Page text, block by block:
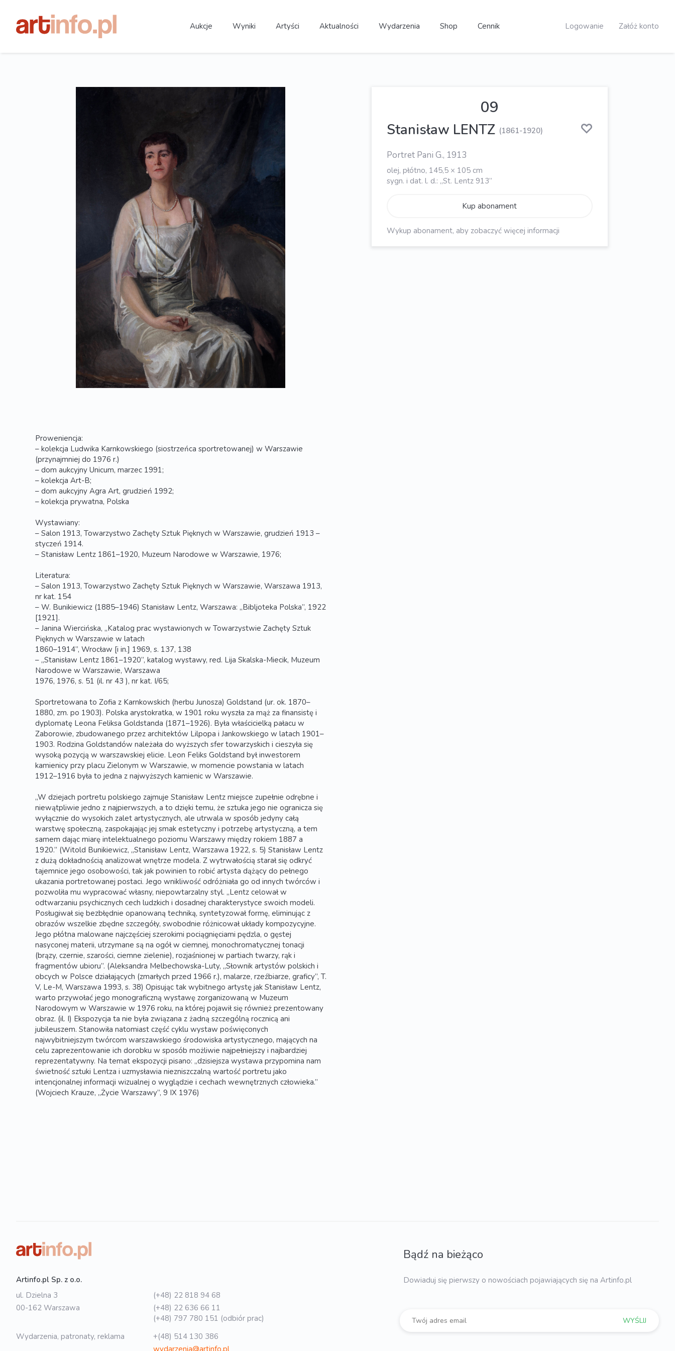
Aukcje Wyniki Artyści Aktualności Wydarzenia Shop Cennik Logowanie Załóż konto
Proweniencja:
– kolekcja Ludwika Karnkowskiego (siostrzeńca sportretowanej) w Warszawie
(przynajmniej do 1976 r.)
– dom aukcyjny Unicum, marzec 1991;
– kolekcja Art-B;
– dom aukcyjny Agra Art, grudzień 1992;
– kolekcja prywatna, Polska
Wystawiany:
– Salon 1913, Towarzystwo Zachęty Sztuk Pięknych w Warszawie, grudzień 1913 –
styczeń 1914.
– Stanisław Lentz 1861–1920, Muzeum Narodowe w Warszawie, 1976;
Literatura:
– Salon 1913, Towarzystwo Zachęty Sztuk Pięknych w Warszawie, Warszawa 1913,
nr kat. 154
– W. Bunikiewicz (1885–1946) Stanisław Lentz, Warszawa: „Bibljoteka Polska”, 1922
[1921].
– Janina Wiercińska, „Katalog prac wystawionych w Towarzystwie Zachęty Sztuk
Pięknych w Warszawie w latach
1860–1914”, Wrocław [i in.] 1969, s. 137, 138
– „Stanisław Lentz 1861–1920”, katalog wystawy, red. Lija Skalska-Miecik, Muzeum
Narodowe w Warszawie, Warszawa
1976, 1976, s. 51 (il. nr 43 ), nr kat. I/65;
Sportretowana to Zofia z Karnkowskich (herbu Junosza) Goldstand (ur. ok. 1870–
1880, zm. po 1903). Polska arystokratka, w 1901 roku wyszła za mąż za finansistę i
dyplomatę Leona Feliksa Goldstanda (1871–1926). Była właścicielką pałacu w
Zaborowie, zbudowanego przez architektów Lilpopa i Jankowskiego w latach 1901–
1903. Rodzina Goldstandów należała do wyższych sfer towarzyskich i cieszyła się
wysoką pozycją w warszawskiej elicie. Leon Feliks Goldstand był inwestorem
kamienicy przy placu Zielonym w Warszawie, w momencie powstania w latach
1912–1916 była to jedna z najwyższych kamienic w Warszawie.
„W dziejach portretu polskiego zajmuje Stanisław Lentz miejsce zupełnie odrębne i
niewątpliwie jedno z najpierwszych, a to dzięki temu, że sztuka jego nie ogranicza się
wyłącznie do wysokich zalet artystycznych, ale utrwala w sposób jedyny całą
warstwę społeczną, zaspokajając jej smak estetyczny i potrzebę artystyczną, a tem
samem dając miarę intelektualnego poziomu Warszawy między rokiem 1887 a
1920.” (Witold Bunikiewicz, „Stanisław Lentz, Warszawa 1922, s. 5) Stanisław Lentz
z dużą dokładnością analizował wnętrze modela. Z wytrwałością starał się odkryć
tajemnice jego osobowości, tak jak powinien to robić artysta dążący do pełnego
ukazania portretowanej postaci. Jego wnikliwość odróżniała go od innych twórców i
pozwoliła mu wypracować własny, niepowtarzalny styl. „Lentz celował w
odtwarzaniu psychicznych cech ludzkich i dosadnej charakterystyce swoich modeli.
Posługiwał się bezbłędnie opanowaną techniką, syntetyzował formę, eliminując z
obrazów wszelkie zbędne szczegóły, swobodnie różnicował układy kompozycyjne.
Jego płótna malowane najczęściej szerokimi pociągnięciami pędzla, o gęstej
nasyconej materii, utrzymane są na ogół w ciemnej, monochromatycznej tonacji
(brązy, czernie, szarości, ciemne zielenie), rozjaśnionej w partiach twarzy, rąk i
fragmentów ubioru”. (Aleksandra Melbechowska-Luty, „Słownik artystów polskich i
obcych w Polsce działających (zmarłych przed 1966 r.), malarze, rzeźbiarze, graficy”, T.
V, Le-M, Warszawa 1993, s. 38) Opisując tak wybitnego artystę jak Stanisław Lentz,
warto przywołać jego monograficzną wystawę zorganizowaną w Muzeum
Narodowym w Warszawie w 1976 roku, na której pojawił się również prezentowany
obraz. (il. I) Ekspozycja ta nie była związana z żadną szczególną rocznicą ani
jubileuszem. Stanowiła natomiast część cyklu wystaw poświęconych
najwybitniejszym twórcom warszawskiego środowiska artystycznego, mających na
celu zaprezentowanie ich dorobku w sposób możliwie najpełniejszy i najbardziej
reprezentatywny. Na temat ekspozycji pisano: „dzisiejsza wystawa przypomina nam
świetność sztuki Lentza i uzmysławia niezniszczalną wartość portretu jako
intencjonalnej informacji wizualnej o wyglądzie i cechach wewnętrznych człowieka.”
(Wojciech Krauze, „Życie Warszawy”, 9 IX 1976)
09
Stanisław LENTZ (1861-1920)
Portret Pani G., 1913
olej, płótno, 145,5 × 105 cm
sygn. i dat. l. d.: „St. Lentz 913”
Kup abonament
Wykup abonament, aby zobaczyć więcej informacji
Artinfo.pl Sp. z o.o.
ul. Dzielna 3
00-162 Warszawa
(+48) 22 818 94 68
(+48) 22 636 66 11
(+48) 797 780 151 (odbiór prac)
Wydarzenia, patronaty, reklama
+(48) 514 130 386
wydarzenia@artinfo.pl
Bądź na bieżąco
Dowiaduj się pierwszy o nowościach pojawiających się na Artinfo.pl
WYŚLIJ